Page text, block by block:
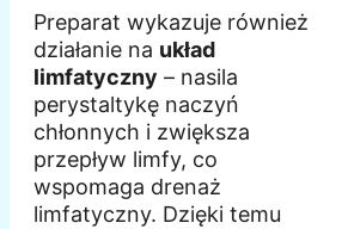
Preparat wykazuje również
działanie na układ
limfatyczny – nasila
perystaltykę naczyń
chłonnych i zwiększa
przepływ limfy, co
wspomaga drenaż
limfatyczny. Dzięki temu